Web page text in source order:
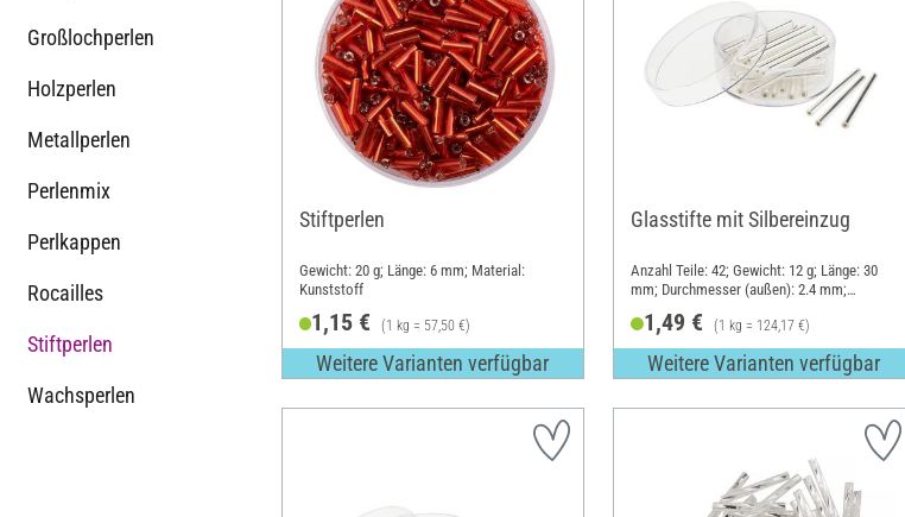
Großlochperlen
Holzperlen
Metallperlen
Perlenmix
Perlkappen
Rocailles
Stiftperlen
Wachsperlen
Stiftperlen
Gewicht: 20 g; Länge: 6 mm; Material:
Kunststoff
1,15 € (1 kg = 57,50 €)
Weitere Varianten verfügbar
Glasstifte mit Silbereinzug
Anzahl Teile: 42; Gewicht: 12 g; Länge: 30
mm; Durchmesser (außen): 2.4 mm;
1,49 € (1 kg = 124,17 €)
Weitere Varianten verfügbar